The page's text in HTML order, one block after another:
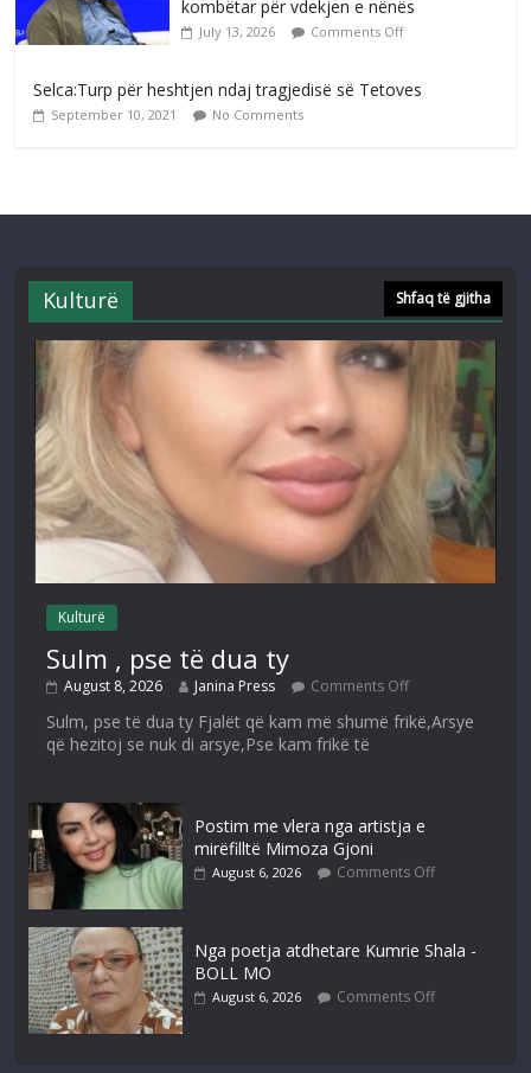
kombëtar për vdekjen e nënës
July 13, 2026 Comments Off
Selca:Turp për heshtjen ndaj tragjedisë së Tetoves
September 10, 2021 No Comments
Kulturë Shfaq të gjitha
Kulturë
Sulm , pse të dua ty
August 8, 2026 Janina Press Comments Off
Sulm, pse të dua ty Fjalët që kam më shumë frikë,Arsye
që hezitoj se nuk di arsye,Pse kam frikë të
Postim me vlera nga artistja e
mirëfilltë Mimoza Gjoni
August 6, 2026 Comments Off
Nga poetja atdhetare Kumrie Shala -
BOLL MO
August 6, 2026 Comments Off